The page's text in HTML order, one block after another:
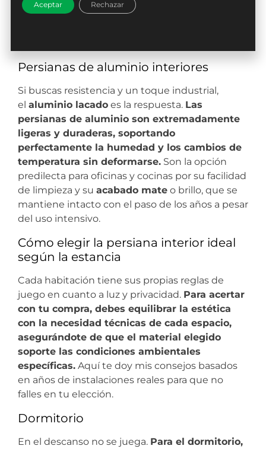
un acabado impecable, ya sea en tono natural o
Persianas de aluminio interiores
Si buscas resistencia y un toque industrial,
el aluminio lacado es la respuesta. Las
persianas de aluminio son extremadamente
ligeras y duraderas, soportando
perfectamente la humedad y los cambios de
temperatura sin deformarse. Son la opción
predilecta para oficinas y cocinas por su facilidad
de limpieza y su acabado mate o brillo, que se
mantiene intacto con el paso de los años a pesar
del uso intensivo.
Cómo elegir la persiana interior ideal
según la estancia
Cada habitación tiene sus propias reglas de
juego en cuanto a luz y privacidad. Para acertar
con tu compra, debes equilibrar la estética
con la necesidad técnicas de cada espacio,
asegurándote de que el material elegido
soporte las condiciones ambientales
específicas. Aquí te doy mis consejos basados
en años de instalaciones reales para que no
falles en tu elección.
Dormitorio
En el descanso no se juega. Para el dormitorio,
Aceptar Rechazar